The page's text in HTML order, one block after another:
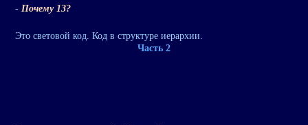
- Почему 13?
Это световой код. Код в структуре иерархии.
Часть 2